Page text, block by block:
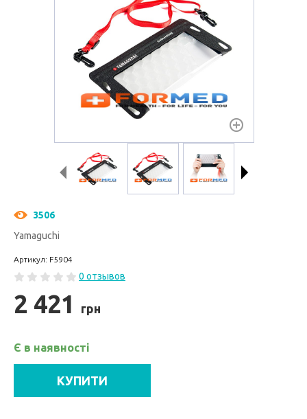
3506
Yamaguchi
Артикул: F5904
0 отзывов
2 421 грн
Є в наявності
КУПИТИ